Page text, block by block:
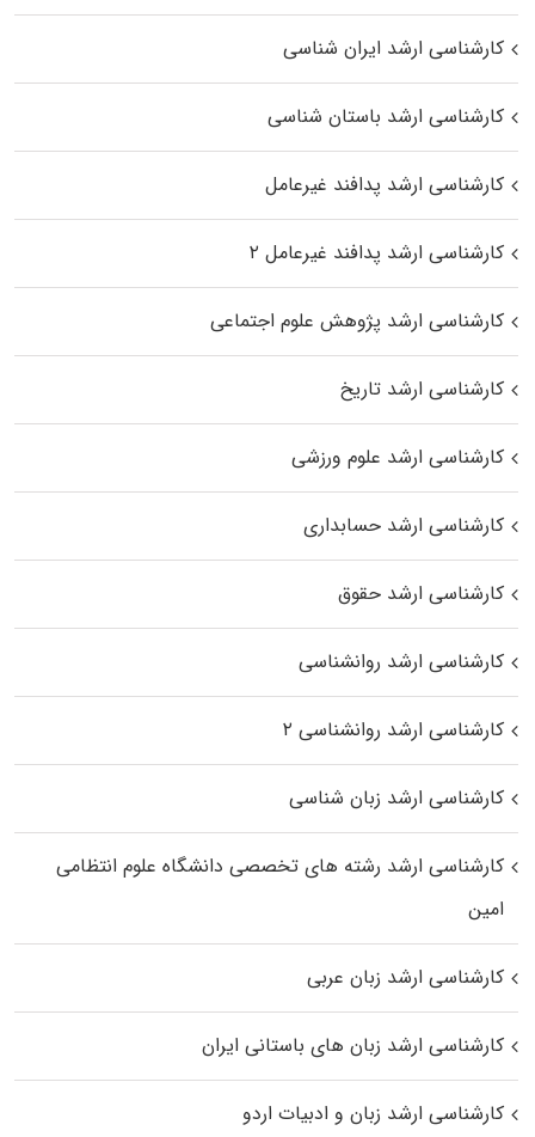
کارشناسی ارشد ایران شناسی
کارشناسی ارشد باستان شناسی
کارشناسی ارشد پدافند غیرعامل
کارشناسی ارشد پدافند غیرعامل ۲
کارشناسی ارشد پژوهش علوم اجتماعی
کارشناسی ارشد تاریخ
کارشناسی ارشد علوم ورزشی
کارشناسی ارشد حسابداری
کارشناسی ارشد حقوق
کارشناسی ارشد روانشناسی
کارشناسی ارشد روانشناسی ۲
کارشناسی ارشد زبان شناسی
کارشناسی ارشد رﺷﺘﻪ ﻫﺎی تخصصی داﻧﺸﮕﺎه ﻋﻠﻮم انتظامی
اﻣﻴﻦ
کارشناسی ارشد زبان عربی
کارشناسی ارشد زبان‌ های باستانی ایران
کارشناسی ارشد زبان و ادبیات اردو